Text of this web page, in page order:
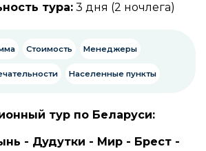
тура: 3 дня (2 ночлега)
Стоимость Менеджеры
Населенные пункты
тур по Беларуси:
- Дудутки - Мир - Брест -